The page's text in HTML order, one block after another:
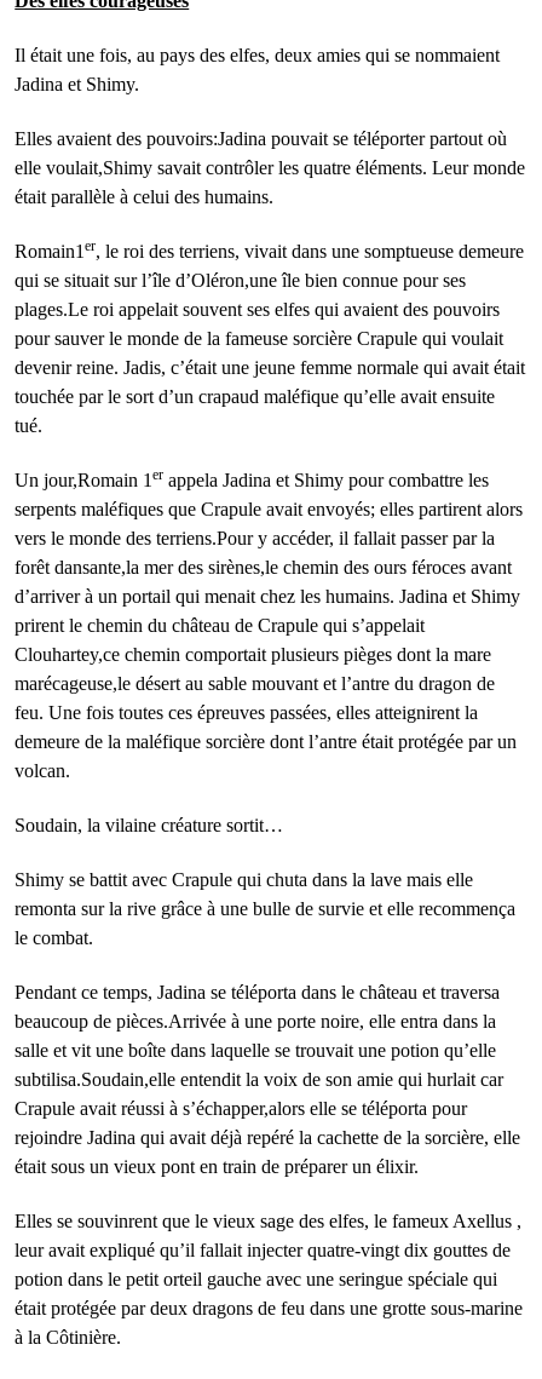
Il était une fois, au pays des elfes, deux amies qui se nommaient
Jadina et Shimy.
Elles avaient des pouvoirs:Jadina pouvait se téléporter partout où
elle voulait,Shimy savait contrôler les quatre éléments. Leur monde
était parallèle à celui des humains.
Romain1er, le roi des terriens, vivait dans une somptueuse demeure
qui se situait sur l’île d’Oléron,une île bien connue pour ses
plages.Le roi appelait souvent ses elfes qui avaient des pouvoirs
pour sauver le monde de la fameuse sorcière Crapule qui voulait
devenir reine. Jadis, c’était une jeune femme normale qui avait était
touchée par le sort d’un crapaud maléfique qu’elle avait ensuite
tué.
Un jour,Romain 1er appela Jadina et Shimy pour combattre les
serpents maléfiques que Crapule avait envoyés; elles partirent alors
vers le monde des terriens.Pour y accéder, il fallait passer par la
forêt dansante,la mer des sirènes,le chemin des ours féroces avant
d’arriver à un portail qui menait chez les humains. Jadina et Shimy
prirent le chemin du château de Crapule qui s’appelait
Clouhartey,ce chemin comportait plusieurs pièges dont la mare
marécageuse,le désert au sable mouvant et l’antre du dragon de
feu. Une fois toutes ces épreuves passées, elles atteignirent la
demeure de la maléfique sorcière dont l’antre était protégée par un
volcan.
Soudain, la vilaine créature sortit…
Shimy se battit avec Crapule qui chuta dans la lave mais elle
remonta sur la rive grâce à une bulle de survie et elle recommença
le combat.
Pendant ce temps, Jadina se téléporta dans le château et traversa
beaucoup de pièces.Arrivée à une porte noire, elle entra dans la
salle et vit une boîte dans laquelle se trouvait une potion qu’elle
subtilisa.Soudain,elle entendit la voix de son amie qui hurlait car
Crapule avait réussi à s’échapper,alors elle se téléporta pour
rejoindre Jadina qui avait déjà repéré la cachette de la sorcière, elle
était sous un vieux pont en train de préparer un élixir.
Elles se souvinrent que le vieux sage des elfes, le fameux Axellus ,
leur avait expliqué qu’il fallait injecter quatre-vingt dix gouttes de
potion dans le petit orteil gauche avec une seringue spéciale qui
était protégée par deux dragons de feu dans une grotte sous-marine
à la Côtinière.